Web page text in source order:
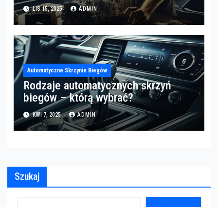
LIS 15, 2025 ADMIN
Automatyczne Skrzynie Biegów
Rodzaje automatycznych skrzyń
biegów – którą wybrać?
KWI 7, 2025 ADMIN
Szukaj